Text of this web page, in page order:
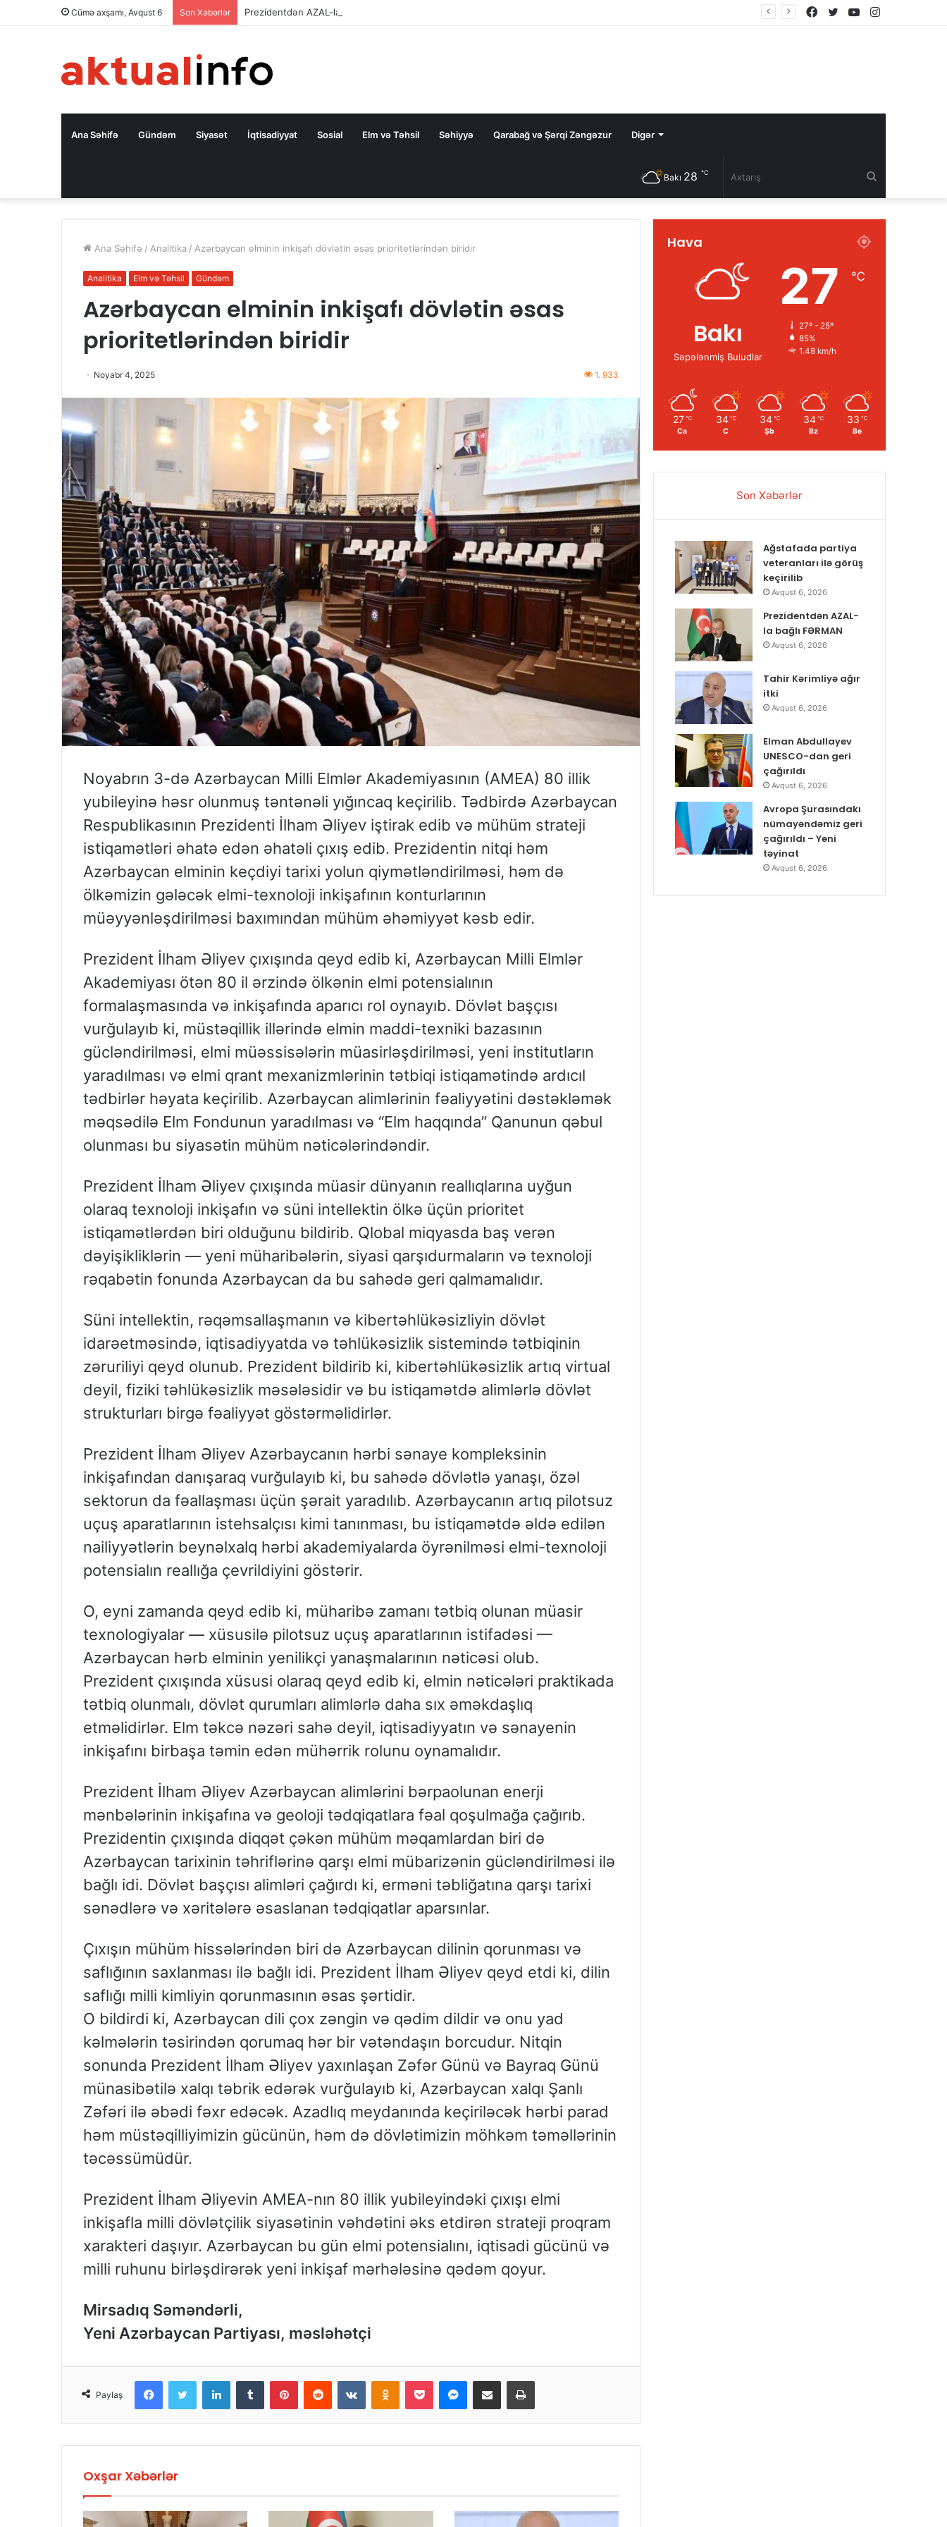
Cümə axşamı, Avqust 6 Son Xəbərlər Prezidentdən AZAL-la bağlı FƏRMAN YouTube
Twitter
Facebook
Ana Səhifə Gündəm Siyasət İqtisadiyyat Sosial Elm və Təhsil Səhiyyə Qarabağ və Şərqi Zəngəzur Digər
Bakı 28 ℃
Ana Səhifə / Analitika / Azərbaycan elminin inkişafı dövlətin əsas prioritetlərindən biridir
Analitika Elm və Təhsil Gündəm
Azərbaycan elminin inkişafı dövlətin əsas
prioritetlərindən biridir
Noyabr 4, 2025 1. 933
Noyabrın 3-də Azərbaycan Milli Elmlər Akademiyasının (AMEA) 80 illik
yubileyinə həsr olunmuş təntənəli yığıncaq keçirilib. Tədbirdə Azərbaycan
Respublikasının Prezidenti İlham Əliyev iştirak edib və mühüm strateji
istiqamətləri əhatə edən əhatəli çıxış edib. Prezidentin nitqi həm
Azərbaycan elminin keçdiyi tarixi yolun qiymətləndirilməsi, həm də
ölkəmizin gələcək elmi-texnoloji inkişafının konturlarının
müəyyənləşdirilməsi baxımından mühüm əhəmiyyət kəsb edir.
Prezident İlham Əliyev çıxışında qeyd edib ki, Azərbaycan Milli Elmlər
Akademiyası ötən 80 il ərzində ölkənin elmi potensialının
formalaşmasında və inkişafında aparıcı rol oynayıb. Dövlət başçısı
vurğulayıb ki, müstəqillik illərində elmin maddi-texniki bazasının
gücləndirilməsi, elmi müəssisələrin müasirləşdirilməsi, yeni institutların
yaradılması və elmi qrant mexanizmlərinin tətbiqi istiqamətində ardıcıl
tədbirlər həyata keçirilib. Azərbaycan alimlərinin fəaliyyətini dəstəkləmək
məqsədilə Elm Fondunun yaradılması və “Elm haqqında” Qanunun qəbul
olunması bu siyasətin mühüm nəticələrindəndir.
Prezident İlham Əliyev çıxışında müasir dünyanın reallıqlarına uyğun
olaraq texnoloji inkişafın və süni intellektin ölkə üçün prioritet
istiqamətlərdən biri olduğunu bildirib. Qlobal miqyasda baş verən
dəyişikliklərin — yeni müharibələrin, siyasi qarşıdurmaların və texnoloji
rəqabətin fonunda Azərbaycan da bu sahədə geri qalmamalıdır.
Süni intellektin, rəqəmsallaşmanın və kibertəhlükəsizliyin dövlət
idarəetməsində, iqtisadiyyatda və təhlükəsizlik sistemində tətbiqinin
zəruriliyi qeyd olunub. Prezident bildirib ki, kibertəhlükəsizlik artıq virtual
deyil, fiziki təhlükəsizlik məsələsidir və bu istiqamətdə alimlərlə dövlət
strukturları birgə fəaliyyət göstərməlidirlər.
Prezident İlham Əliyev Azərbaycanın hərbi sənaye kompleksinin
inkişafından danışaraq vurğulayıb ki, bu sahədə dövlətlə yanaşı, özəl
sektorun da fəallaşması üçün şərait yaradılıb. Azərbaycanın artıq pilotsuz
uçuş aparatlarının istehsalçısı kimi tanınması, bu istiqamətdə əldə edilən
nailiyyətlərin beynəlxalq hərbi akademiyalarda öyrənilməsi elmi-texnoloji
potensialın reallığa çevrildiyini göstərir.
O, eyni zamanda qeyd edib ki, müharibə zamanı tətbiq olunan müasir
texnologiyalar — xüsusilə pilotsuz uçuş aparatlarının istifadəsi —
Azərbaycan hərb elminin yenilikçi yanaşmalarının nəticəsi olub.
Prezident çıxışında xüsusi olaraq qeyd edib ki, elmin nəticələri praktikada
tətbiq olunmalı, dövlət qurumları alimlərlə daha sıx əməkdaşlıq
etməlidirlər. Elm təkcə nəzəri sahə deyil, iqtisadiyyatın və sənayenin
inkişafını birbaşa təmin edən mühərrik rolunu oynamalıdır.
Prezident İlham Əliyev Azərbaycan alimlərini bərpaolunan enerji
mənbələrinin inkişafına və geoloji tədqiqatlara fəal qoşulmağa çağırıb.
Prezidentin çıxışında diqqət çəkən mühüm məqamlardan biri də
Azərbaycan tarixinin təhriflərinə qarşı elmi mübarizənin gücləndirilməsi ilə
bağlı idi. Dövlət başçısı alimləri çağırdı ki, erməni təbliğatına qarşı tarixi
sənədlərə və xəritələrə əsaslanan tədqiqatlar aparsınlar.
Çıxışın mühüm hissələrindən biri də Azərbaycan dilinin qorunması və
saflığının saxlanması ilə bağlı idi. Prezident İlham Əliyev qeyd etdi ki, dilin
saflığı milli kimliyin qorunmasının əsas şərtidir.
O bildirdi ki, Azərbaycan dili çox zəngin və qədim dildir və onu yad
kəlmələrin təsirindən qorumaq hər bir vətəndaşın borcudur. Nitqin
sonunda Prezident İlham Əliyev yaxınlaşan Zəfər Günü və Bayraq Günü
münasibətilə xalqı təbrik edərək vurğulayıb ki, Azərbaycan xalqı Şanlı
Zəfəri ilə əbədi fəxr edəcək. Azadlıq meydanında keçiriləcək hərbi parad
həm müstəqilliyimizin gücünün, həm də dövlətimizin möhkəm təməllərinin
təcəssümüdür.
Prezident İlham Əliyevin AMEA-nın 80 illik yubileyindəki çıxışı elmi
inkişafla milli dövlətçilik siyasətinin vəhdətini əks etdirən strateji proqram
xarakteri daşıyır. Azərbaycan bu gün elmi potensialını, iqtisadi gücünü və
milli ruhunu birləşdirərək yeni inkişaf mərhələsinə qədəm qoyur.
Mirsadıq Səməndərli,
Yeni Azərbaycan Partiyası, məsləhətçi
Paylaş
Oxşar Xəbərlər
Hava
Bakı
Səpələnmiş Buludlar
27 ℃
27º - 25º
85%
1.48 km/h
27 ℃
Ca
34 ℃
C
34 ℃
Şb
34 ℃
Bz
33 ℃
Be
Son Xəbərlər
Ağstafada partiya
veteranları ilə görüş
keçirilib
Avqust 6, 2026
Prezidentdən AZAL-
la bağlı FƏRMAN
Avqust 6, 2026
Tahir Kərimliyə ağır
itki
Avqust 6, 2026
Elman Abdullayev
UNESCO-dan geri
çağırıldı
Avqust 6, 2026
Avropa Şurasındakı
nümayəndəmiz geri
çağırıldı – Yeni
təyinat
Avqust 6, 2026